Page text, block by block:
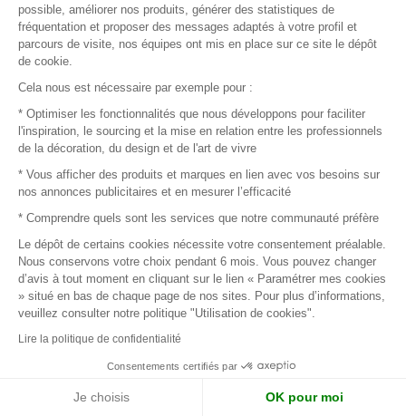
Page suivante
Connectez-vous pour contacter
les marques
Afin de profiter au mieux de l'expérience MOM et de rentrer
en relation avec vos marques préférées, créez-vous un
compte.
Découvrir
Les produits de milliers de fournisseurs à
explorer
possible, améliorer nos produits, générer des statistiques de
fréquentation et proposer des messages adaptés à votre profil et
parcours de visite, nos équipes ont mis en place sur ce site le dépôt
de cookie.
Cela nous est nécessaire par exemple pour :
* Optimiser les fonctionnalités que nous développons pour faciliter
l'inspiration, le sourcing et la mise en relation entre les professionnels
de la décoration, du design et de l'art de vivre
* Vous afficher des produits et marques en lien avec vos besoins sur
nos annonces publicitaires et en mesurer l’efficacité
* Comprendre quels sont les services que notre communauté préfère
Le dépôt de certains cookies nécessite votre consentement préalable.
Nous conservons votre choix pendant 6 mois. Vous pouvez changer
d’avis à tout moment en cliquant sur le lien « Paramétrer mes cookies
» situé en bas de chaque page de nos sites. Pour plus d’informations,
veuillez consulter notre politique "Utilisation de cookies".
Lire la politique de confidentialité
Consentements certifiés par
Je choisis OK pour moi